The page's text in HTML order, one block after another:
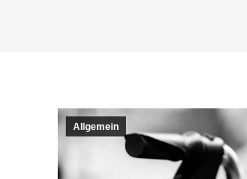
Allgemein